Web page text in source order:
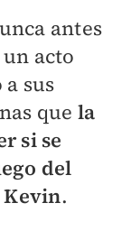
antes
acto
sus
que la
si se
del
Kevin.